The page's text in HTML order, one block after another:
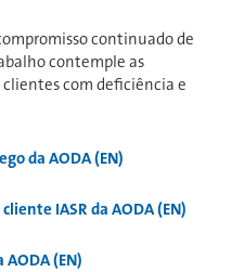
continuado de
contemple as
com deficiência e
da AODA (EN)
IASR da AODA (EN)
(EN)